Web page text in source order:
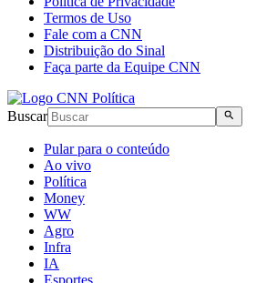
Termos de Uso
Fale com a CNN
Distribuição do Sinal
Faça parte da Equipe CNN
Buscar
Pular para o conteúdo
Ao vivo
Política
Money
WW
Agro
Infra
IA
Esportes